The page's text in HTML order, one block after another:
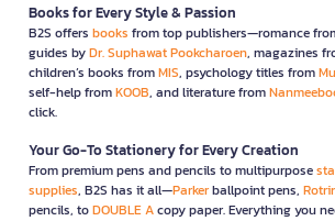
Books for Every Style & Passion
B2S offers books from top publishers—romance
guides byDr. Suphawat Pookcharoen, magazines
children’s books fromMIS, psychology titles from
self-help fromKOOB, and literature from
click.
Your Go-To Stationery for Every Creation
From premium pens and pencils to multipurpose
supplies, B2S has it all—Parkerballpoint pens,
pencils, toDOUBLE Acopy paper. Everything you